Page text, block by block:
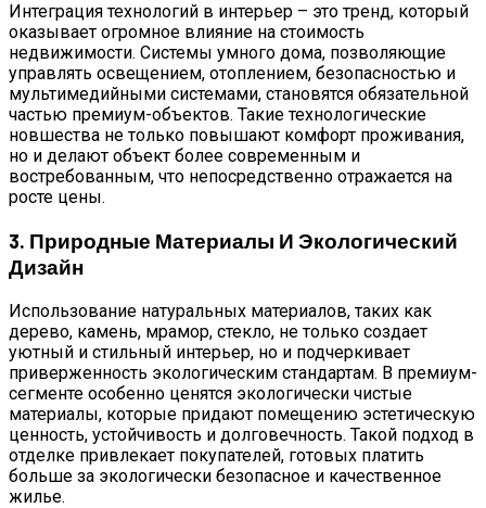
Интеграция технологий в интерьер – это тренд, который
оказывает огромное влияние на стоимость
недвижимости. Системы умного дома, позволяющие
управлять освещением, отоплением, безопасностью и
мультимедийными системами, становятся обязательной
частью премиум-объектов. Такие технологические
новшества не только повышают комфорт проживания,
но и делают объект более современным и
востребованным, что непосредственно отражается на
росте цены.
3. Природные Материалы И Экологический
Дизайн
Использование натуральных материалов, таких как
дерево, камень, мрамор, стекло, не только создает
уютный и стильный интерьер, но и подчеркивает
приверженность экологическим стандартам. В премиум-
сегменте особенно ценятся экологически чистые
материалы, которые придают помещению эстетическую
ценность, устойчивость и долговечность. Такой подход в
отделке привлекает покупателей, готовых платить
больше за экологически безопасное и качественное
жилье.